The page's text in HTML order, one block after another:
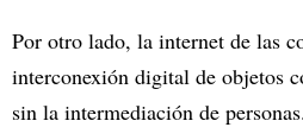
Por otro lado, la internet de las
interconexión digital de objetos
sin la intermediación de